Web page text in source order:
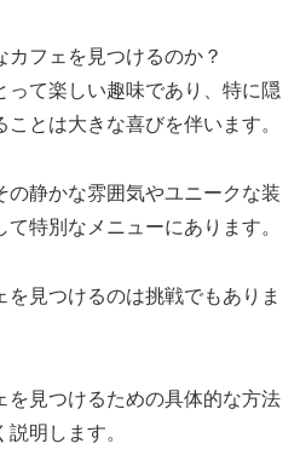
カフェを見つけるのか？
って楽しい趣味であり、特に隠
とは大きな喜びを伴います。
の静かな雰囲気やユニークな装
特別なメニューにあります。
を見つけるのは挑戦でもありま
を見つけるための具体的な方法
明します。